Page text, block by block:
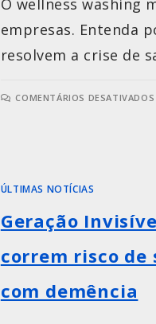
empresas. Entenda
resolvem a crise de
COMENTÁRIOS DESATIVADOS
ÚLTIMAS NOTÍCIAS
Geração
correm risco de
com demência